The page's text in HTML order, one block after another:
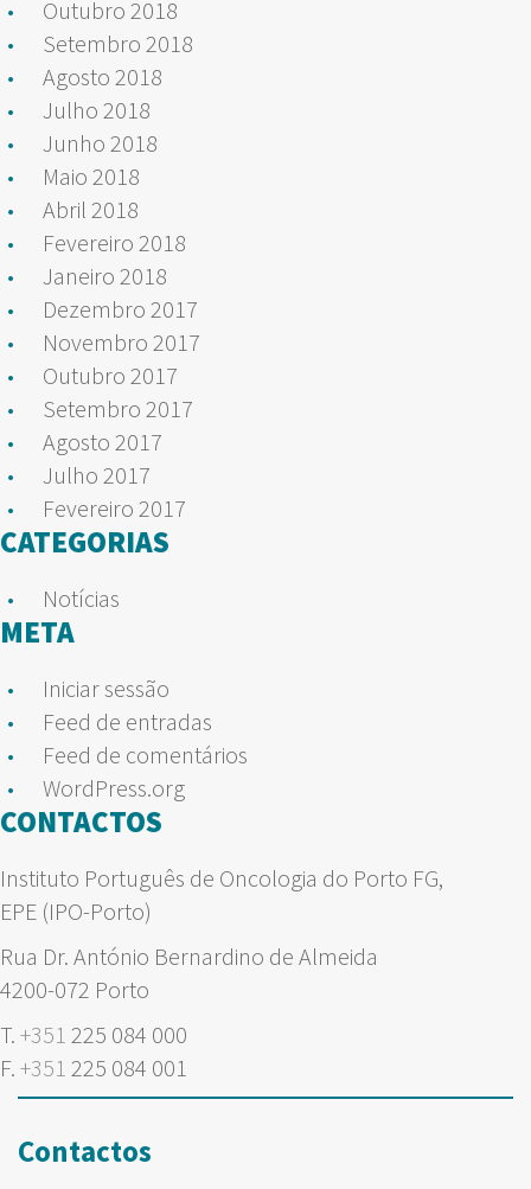
Outubro 2018
Setembro 2018
Agosto 2018
Julho 2018
Junho 2018
Maio 2018
Abril 2018
Fevereiro 2018
Janeiro 2018
Dezembro 2017
Novembro 2017
Outubro 2017
Setembro 2017
Agosto 2017
Julho 2017
Fevereiro 2017
CATEGORIAS
Notícias
META
Iniciar sessão
Feed de entradas
Feed de comentários
WordPress.org
CONTACTOS
Instituto Português de Oncologia do Porto FG,
EPE (IPO-Porto)
Rua Dr. António Bernardino de Almeida
4200-072 Porto
T. +351 225 084 000
F. +351 225 084 001
Contactos